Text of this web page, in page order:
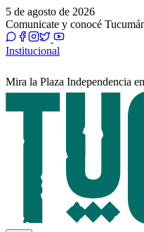
5 de agosto de 2026
Comunicate y conocé
Institucional
Mira la Plaza Independencia